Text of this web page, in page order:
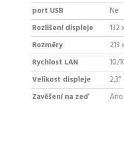
port USB
Ne
Rozlišení displeje
132
Rozměry
213
Rychlost LAN
10/
Velikost displeje
2,3"
Zavěšení na zeď
Ano